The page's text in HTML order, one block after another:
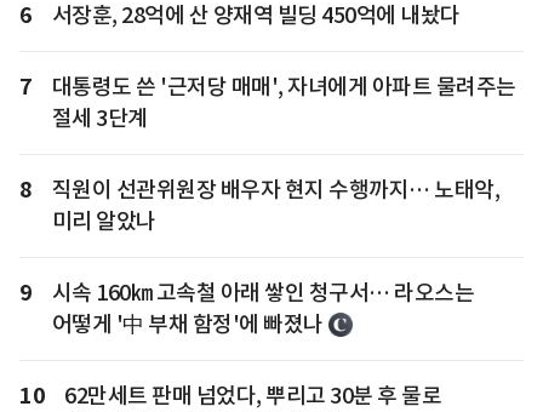
6 서장훈, 28억에 산 양재역 빌딩 450억에 내놨다
7
대통령도 쓴 '근저당 매매', 자녀에게 아파트 물려주는
절세 3단계
8
직원이 선관위원장 배우자 현지 수행까지… 노태악,
미리 알았나
9
시속 160㎞ 고속철 아래 쌓인 청구서… 라오스는
어떻게 '中 부채 함정'에 빠졌나
10
62만세트 판매 넘었다, 뿌리고 30분 후 물로